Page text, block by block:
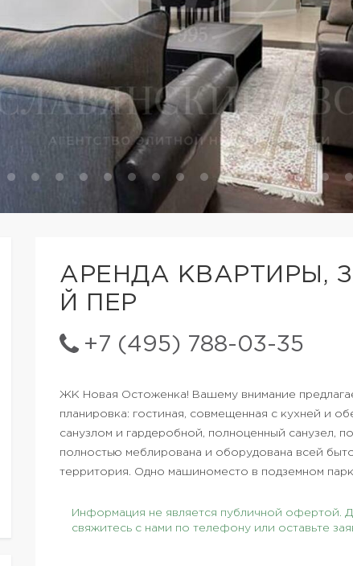
АРЕНДА КВАРТИРЫ,
Й ПЕР
+7 (495) 788-03-35
ЖК Новая Остоженка! Вашему внимание
планировка: гостиная, совмещенная с кухней и
санузлом и гардеробной, полноценный санузел,
полностью меблирована и оборудована всей
территория. Одно машиноместо в подземном
Информация не является публичной офертой.
свяжитесь с нами по телефону или оставьте